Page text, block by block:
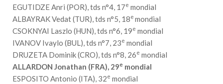
EGUTIDZE Anri (POR), tds n°4, 17e mondial
ALBAYRAK Vedat (TUR), tds n°5, 18e mondial
CSOKNYAI Laszlo (HUN), tds n°6, 19e mondial
IVANOV Ivaylo (BUL), tds n°7, 23e mondial
DRUZETA Dominik (CRO), tds n°8, 26e mondial
ALLARDON Jonathan (FRA), 29e mondial
ESPOSITO Antonio (ITA), 32e mondial